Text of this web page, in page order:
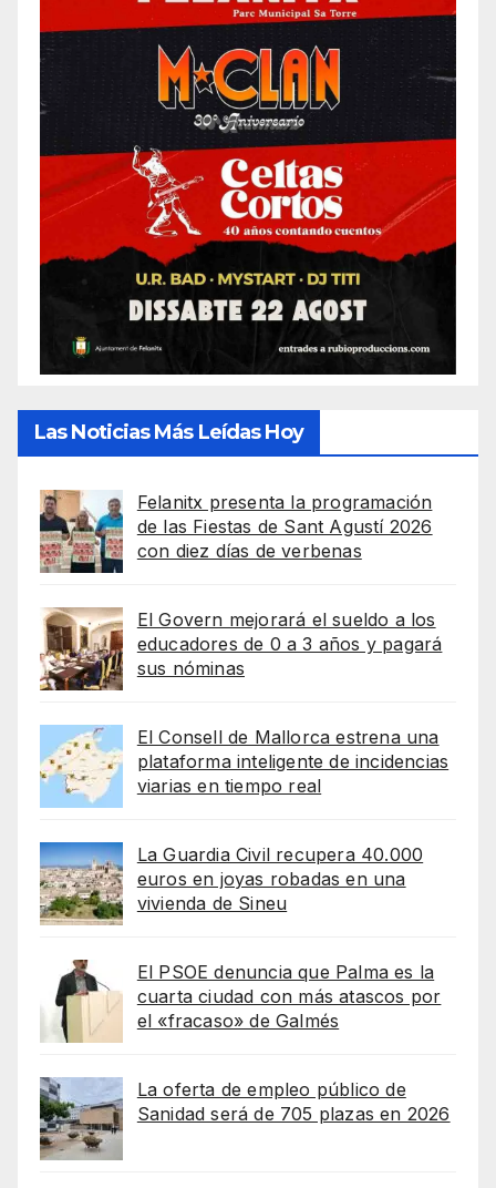
Las Noticias Más Leídas Hoy
Felanitx presenta la programación
de las Fiestas de Sant Agustí 2026
con diez días de verbenas
El Govern mejorará el sueldo a los
educadores de 0 a 3 años y pagará
sus nóminas
El Consell de Mallorca estrena una
plataforma inteligente de incidencias
viarias en tiempo real
La Guardia Civil recupera 40.000
euros en joyas robadas en una
vivienda de Sineu
El PSOE denuncia que Palma es la
cuarta ciudad con más atascos por
el «fracaso» de Galmés
La oferta de empleo público de
Sanidad será de 705 plazas en 2026